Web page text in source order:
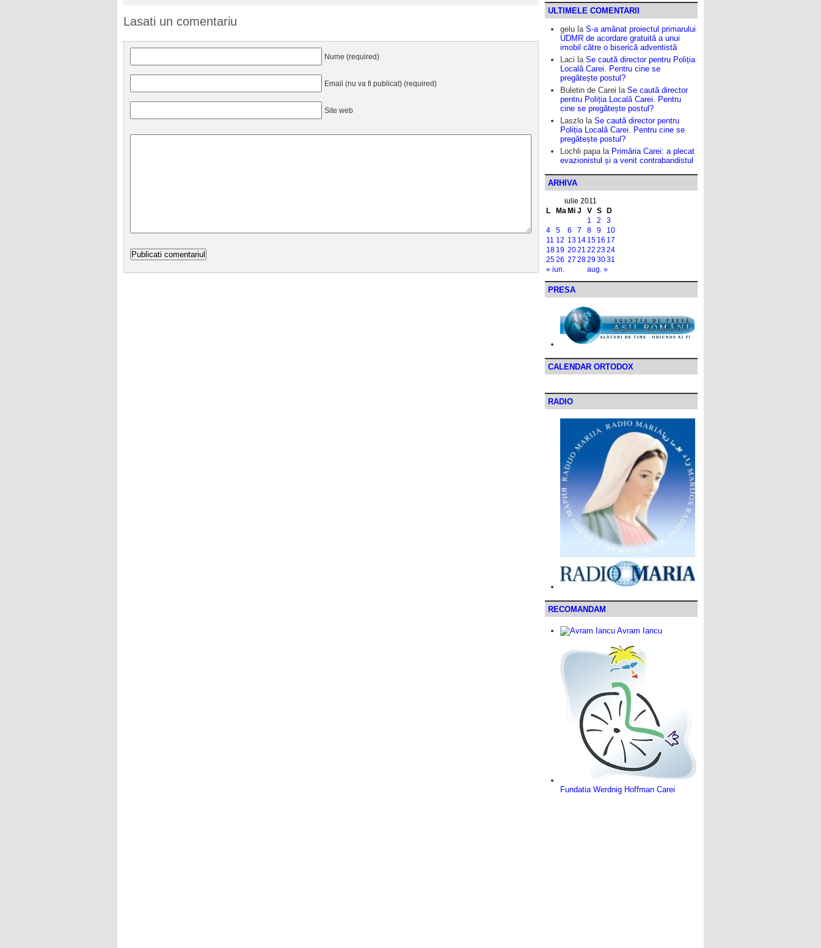
Lasati un comentariu
Nume (required)
Email (nu va fi publicat) (required)
Site web
ULTIMELE COMENTARII
gelu la S-a amânat proiectul primarului
UDMR de acordare gratuită a unui
imobil către o biserică adventistă
Laci la Se caută director pentru Poliția
Locală Carei. Pentru cine se
pregătește postul?
Buletin de Carei la Se caută director
pentru Poliția Locală Carei. Pentru
cine se pregătește postul?
Laszlo la Se caută director pentru
Poliția Locală Carei. Pentru cine se
pregătește postul?
Lochli papala Primăria Carei: a plecat
evazionistul și a venit contrabandistul
ARHIVA
iulie 2011
L
Ma Mi J V S D
« iun. aug. »
1 2
3
4
5 6 7 8 9
10
11 12 13 14 15 16 17
18 19 2021 22 2324
2526 27 28293031
PRESA
CALENDAR ORTODOX
RADIO
RECOMANDAM
Avram Iancu
Fundatia Werdnig Hoffman Carei